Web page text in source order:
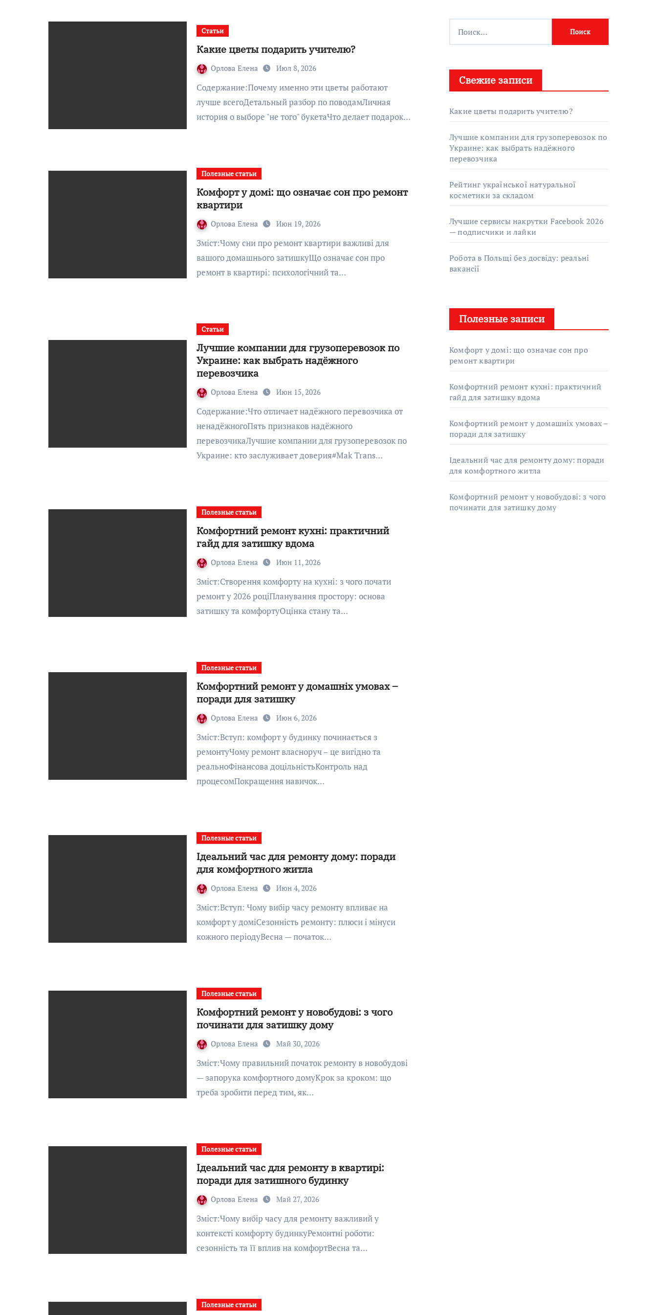
Статьи
Какие цветы подарить учителю?
Орлова Елена Июл 8, 2026
Содержание:Почему именно эти цветы работают
лучше всегоДетальный разбор по поводамЛичная
история о выборе "не того" букетаЧто делает подарок…
Полезные статьи
Комфорт у домі: що означає сон про ремонт
квартири
Орлова Елена Июн 19, 2026
Зміст:Чому сни про ремонт квартири важливі для
вашого домашнього затишкуЩо означає сон про
ремонт в квартирі: психологічний та…
Статьи
Лучшие компании для грузоперевозок по
Украине: как выбрать надёжного
перевозчика
Орлова Елена Июн 15, 2026
Содержание:Что отличает надёжного перевозчика от
ненадёжногоПять признаков надёжного
перевозчикаЛучшие компании для грузоперевозок по
Украине: кто заслуживает доверия#Mak Trans…
Полезные статьи
Комфортний ремонт кухні: практичний
гайд для затишку вдома
Орлова Елена Июн 11, 2026
Зміст:Створення комфорту на кухні: з чого почати
ремонт у 2026 роціПланування простору: основа
затишку та комфортуОцінка стану та…
Полезные статьи
Комфортний ремонт у домашніх умовах –
поради для затишку
Орлова Елена Июн 6, 2026
Зміст:Вступ: комфорт у будинку починається з
ремонтуЧому ремонт власноруч – це вигідно та
реальноФінансова доцільністьКонтроль над
процесомПокращення навичок…
Полезные статьи
Ідеальний час для ремонту дому: поради
для комфортного житла
Орлова Елена Июн 4, 2026
Зміст:Вступ: Чому вибір часу ремонту впливає на
комфорт у доміСезонність ремонту: плюси і мінуси
кожного періодуВесна — початок…
Полезные статьи
Комфортний ремонт у новобудові: з чого
починати для затишку дому
Орлова Елена Май 30, 2026
Зміст:Чому правильний початок ремонту в новобудові
— запорука комфортного домуКрок за кроком: що
треба зробити перед тим, як…
Полезные статьи
Ідеальний час для ремонту в квартирі:
поради для затишного будинку
Орлова Елена Май 27, 2026
Зміст:Чому вибір часу для ремонту важливий у
контексті комфорту будинкуРемонтні роботи:
сезонність та її вплив на комфортВесна та…
Полезные статьи
Свежие записи
Какие цветы подарить учителю?
Лучшие компании для грузоперевозок по
Украине: как выбрать надёжного
перевозчика
Рейтинг української натуральної
косметики за складом
Лучшие сервисы накрутки Facebook 2026
— подписчики и лайки
Робота в Польщі без досвіду: реальні
вакансії
Полезные записи
Комфорт у домі: що означає сон про
ремонт квартири
Комфортний ремонт кухні: практичний
гайд для затишку вдома
Комфортний ремонт у домашніх умовах –
поради для затишку
Ідеальний час для ремонту дому: поради
для комфортного житла
Комфортний ремонт у новобудові: з чого
починати для затишку дому